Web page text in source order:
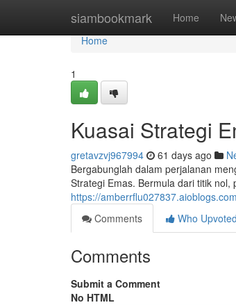
siambookmark Home
Home
Home
1
Kuasai Strategi
gretavzvj967994 61 days ago
Bergabunglah dalam perjalanan
Strategi Emas. Bermula dari titik
https://
Comments
Who Upvoted
Comments
Submit a Comment
No HTML